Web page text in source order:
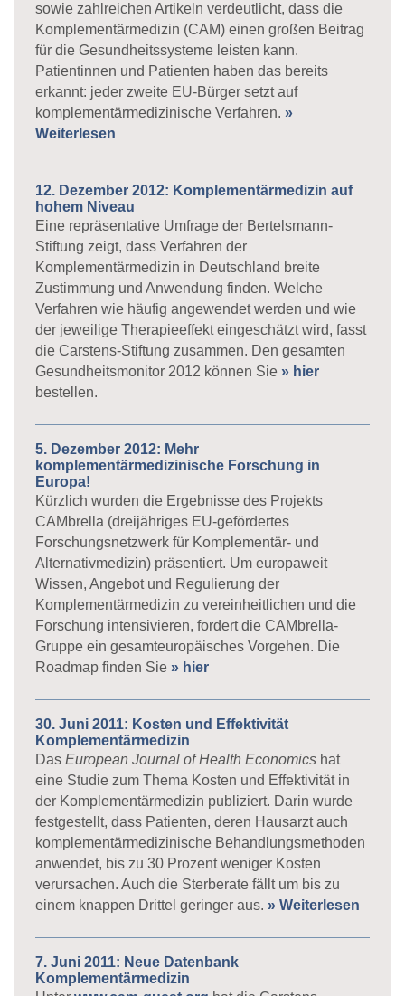
sowie zahlreichen Artikeln verdeutlicht, dass die
Komplementärmedizin (CAM) einen großen Beitrag
für die Gesundheitssysteme leisten kann.
Patientinnen und Patienten haben das bereits
erkannt: jeder zweite EU-Bürger setzt auf
komplementärmedizinische Verfahren. »
Weiterlesen
12. Dezember 2012: Komplementärmedizin auf
hohem Niveau
Eine repräsentative Umfrage der Bertelsmann-
Stiftung zeigt, dass Verfahren der
Komplementärmedizin in Deutschland breite
Zustimmung und Anwendung finden. Welche
Verfahren wie häufig angewendet werden und wie
der jeweilige Therapieeffekt eingeschätzt wird, fasst
die Carstens-Stiftung zusammen. Den gesamten
Gesundheitsmonitor 2012 können Sie » hier
bestellen.
5. Dezember 2012: Mehr
komplementärmedizinische Forschung in
Europa!
Kürzlich wurden die Ergebnisse des Projekts
CAMbrella (dreijähriges EU-gefördertes
Forschungsnetzwerk für Komplementär- und
Alternativmedizin) präsentiert. Um europaweit
Wissen, Angebot und Regulierung der
Komplementärmedizin zu vereinheitlichen und die
Forschung intensivieren, fordert die CAMbrella-
Gruppe ein gesamteuropäisches Vorgehen. Die
Roadmap finden Sie » hier
30. Juni 2011: Kosten und Effektivität
Komplementärmedizin
Das European Journal of Health Economicshat
eine Studie zum Thema Kosten und Effektivität in
der Komplementärmedizin publiziert. Darin wurde
festgestellt, dass Patienten, deren Hausarzt auch
komplementärmedizinische Behandlungsmethoden
anwendet, bis zu 30 Prozent weniger Kosten
verursachen. Auch die Sterberate fällt um bis zu
einem knappen Drittel geringer aus. » Weiterlesen
7. Juni 2011: Neue Datenbank
Komplementärmedizin